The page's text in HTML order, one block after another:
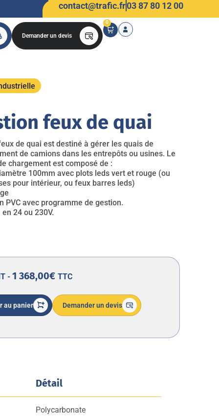
contact@trafic.fr03 87 80 12 00
Demander un devis
0
feux de quai
de quai est destiné à gérer les quais de
de camions dans les entrepôts ou usines. Le
chargement est composé de :
100mm avec plots leds vert et rouge (ou
pour intérieur, ou feux barres leds)
PVC avec programme de gestion.
24 ou 230V.
- 1 368,00€ TTC
au panier Demander un devis
Détail
Polycarbonate